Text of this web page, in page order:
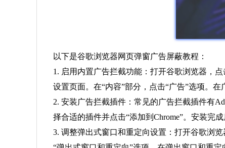
以下是谷歌浏览器网页弹窗广告屏蔽教程：
1. 启用内置广告拦截功能：打开谷歌浏览器，
设置页面。在“内容”部分，点击“广告”选项。
2. 安装广告拦截插件：常见的广告拦截插件有
择合适的插件并点击“添加到Chrome”。安装完
3. 调整弹出式窗口和重定向设置：打开谷歌浏